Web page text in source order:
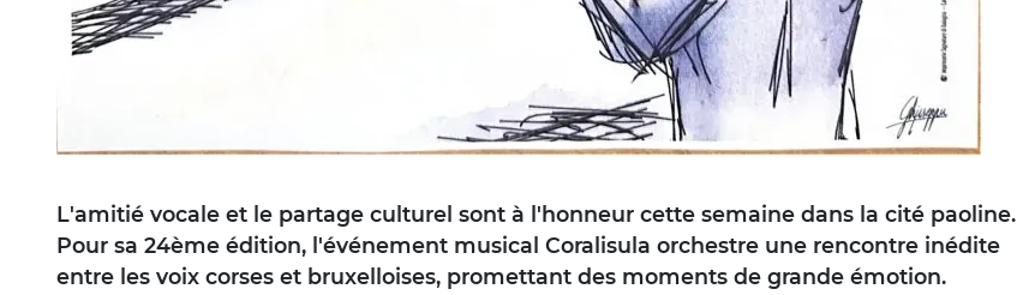
L'amitié vocale et le partage culturel sont à l'honneur cette semaine dans la cité paoline.
Pour sa 24ème édition, l'événement musical Coralisula orchestre une rencontre inédite
entre les voix corses et bruxelloises, promettant des moments de grande émotion.